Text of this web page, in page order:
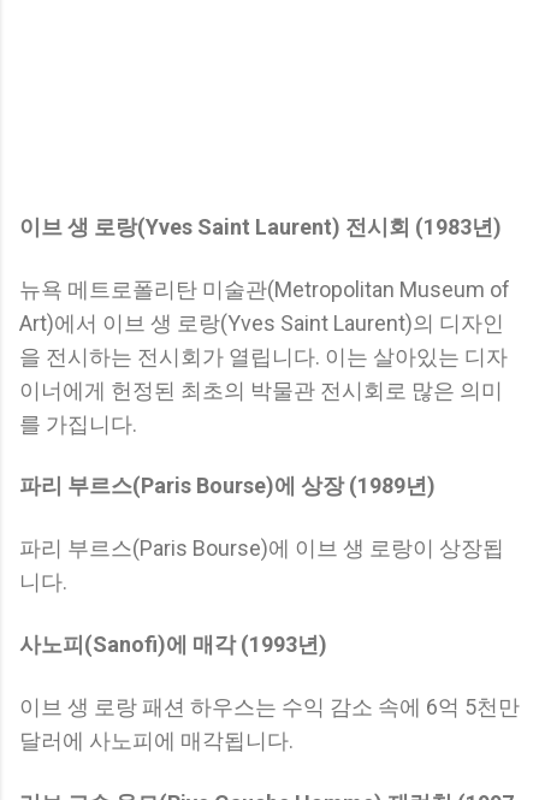
이브 생 로랑(Yves Saint Laurent) 전시회 (1983년)
뉴욕 메트로폴리탄 미술관(Metropolitan Museum of
Art)에서 이브 생 로랑(Yves Saint Laurent)의 디자인
을 전시하는 전시회가 열립니다. 이는 살아있는 디자
이너에게 헌정된 최초의 박물관 전시회로 많은 의미
를 가집니다.
파리 부르스(Paris Bourse)에 상장 (1989년)
파리 부르스(Paris Bourse)에 이브 생 로랑이 상장됩
니다.
사노피(Sanofi)에 매각 (1993년)
이브 생 로랑 패션 하우스는 수익 감소 속에 6억 5천만
달러에 사노피에 매각됩니다.